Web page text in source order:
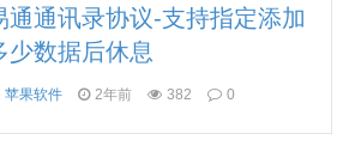
通通讯录协议-支持指定添加
少数据后休息
苹果软件 2年前 382 0